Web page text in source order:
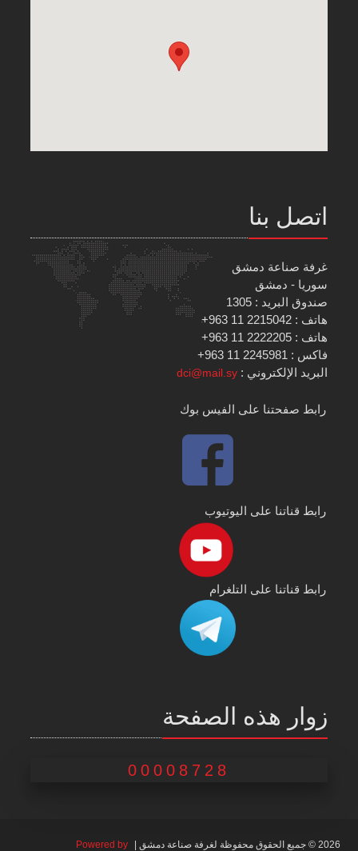
اتصل بنا
غرفة صناعة دمشق
سوريا - دمشق
صندوق البريد : 1305
هاتف : 2215042 11 963+
هاتف : 2222205 11 963+
فاكس : 2245981 11 963+
البريد الإلكتروني :dci@mail.sy
رابط صفحتنا على الفيس بوك
رابط قناتنا على اليوتيوب
رابط قناتنا على التلغرام
زوار هذه الصفحة
00008728
2026 © جميع الحقوق محفوظة لغرفة صناعة دمشق | Powered by